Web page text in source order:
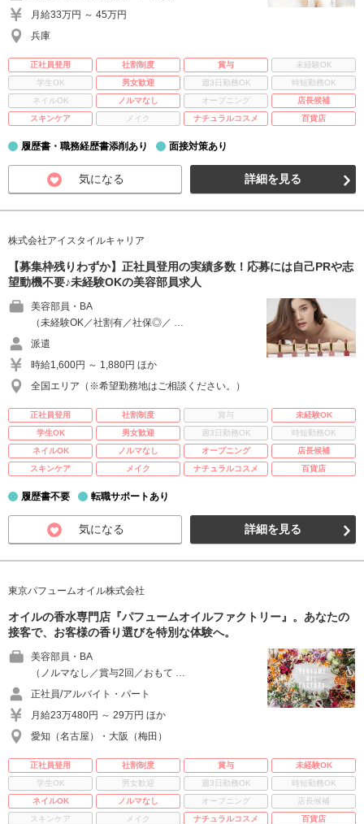
月給33万円 ～ 45万円
兵庫
正社員登用 社割制度 賞与
未経験OK
学生OK
男女歓迎 週3日勤務OK
時短勤務OK
ネイルOK
ノルマなし オープニング
店長候補
スキンケア
メイク ナチュラルコスメ 百貨店
履歴書・職務経歴書添削あり 面接対策あり
気になる 詳細を見る
株式会社アイスタイルキャリア
【募集枠残りわずか】正社員登用の実績多数！応募には自己PRや志
望動機不要♪未経験OKの美容部員求人
美容部員・BA
（未経験OK／社割有／社保◎／ …
派遣
時給1,600円 ～ 1,880円 ほか
全国エリア（※希望勤務地はご相談ください。）
正社員登用 社割制度 賞与
未経験OK
学生OK
男女歓迎 週3日勤務OK
時短勤務OK
ネイルOK
ノルマなし オープニング
店長候補
スキンケア
メイク ナチュラルコスメ 百貨店
履歴書不要 転職サポートあり
気になる 詳細を見る
東京パフュームオイル株式会社
オイルの香水専門店『パフュームオイルファクトリー』。あなたの
接客で、お客様の香り選びを特別な体験へ。
美容部員・BA
（ノルマなし／賞与2回／おもて …
正社員/アルバイト・パート
月給23万480円 ～ 29万円 ほか
愛知（名古屋）・大阪（梅田）
正社員登用 社割制度 賞与
未経験OK
学生OK
男女歓迎 週3日勤務OK
時短勤務OK
ネイルOK
ノルマなし オープニング
店長候補
スキンケア
メイク ナチュラルコスメ 百貨店